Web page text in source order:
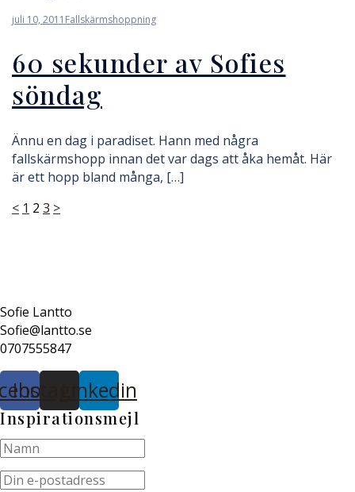
juli 10, 2011 Fallskärmshoppning
60 sekunder av Sofies
söndag
Ännu en dag i paradiset. Hann med några
fallskärmshopp innan det var dags att åka hemåt. Här
är ett hopp bland många, […]
Sidnumrering
< 1 2 3 >
Sofie Lantto
Sofie@lantto.se
0707555847
InstagramLinkedin
Inspirationsmejl